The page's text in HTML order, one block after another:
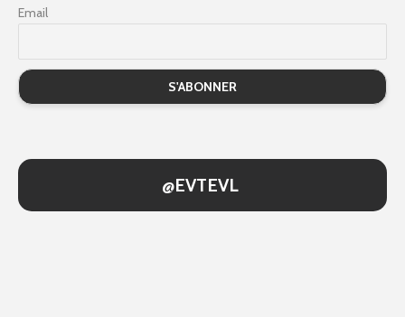
Email
@EVTEVL